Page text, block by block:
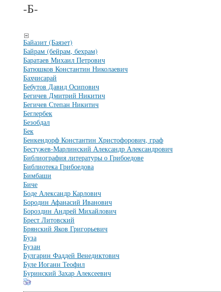
-Б-
Байазит (Баязет)
Байрам (бейрам, бехрам)
Баратаев Михаил Петрович
Батюшков Константин Николаевич
Бахчисарай
Бебутов Давид Осипович
Бегичев Дмитрий Никитич
Бегичев Степан Никитич
Беглербек
Безобдал
Бек
Бенкендорф Константин Христофорович, граф
Бестужев-Марлинский Александр Александрович
Библиография литературы о Грибоедове
Библиотека Грибоедова
Бимбаши
Биче
Боде Александр Карлович
Бородин Афанасий Иванович
Бороздин Андрей Михайлович
Брест Литовский
Брянский Яков Григорьевич
Буза
Бузан
Булгарин Фаддей Венедиктович
Буле Иоганн Теофил
Буринский Захар Алексеевич